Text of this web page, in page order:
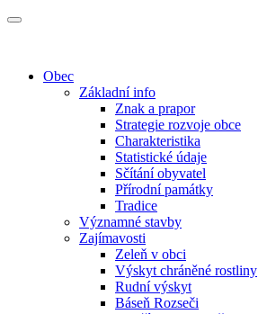
Obec
Základní info
Znak a prapor
Strategie rozvoje obce
Charakteristika
Statistické údaje
Sčítání obyvatel
Přírodní památky
Tradice
Významné stavby
Zajímavosti
Zeleň v obci
Výskyt chráněné rostliny
Rudní výskyt
Báseň Rozseči